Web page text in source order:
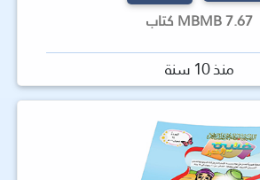
7.67 MBMB كتاب
منذ 10 سنة